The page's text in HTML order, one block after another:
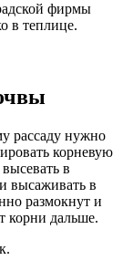
фирмы
в теплице.
рассаду нужно
корневую
в
высаживать в
размокнут и
корни дальше.